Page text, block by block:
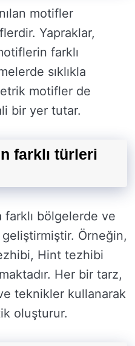
motifler
Yapraklar,
farklı
sıklıkla
motifler de
bir yer tutar.
farklı türleri
farklı bölgelerde ve
Örneğin,
Hint tezhibi
Her bir tarz,
teknikler kullanarak
oluşturur.